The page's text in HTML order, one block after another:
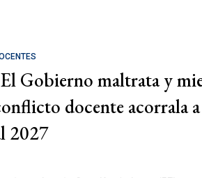
Gobierno maltrata y
docente acorrala
2027